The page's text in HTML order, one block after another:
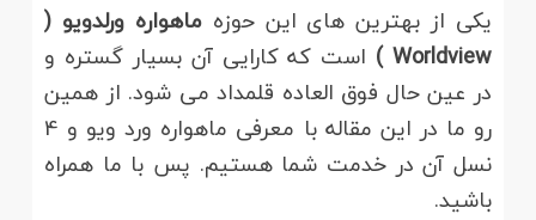
یکی از بهترین های این حوزهماهوارهورلدویو (
Worldview )
است که کارایی آن بسیار گستره و
در عین حال فوق العاده قلمداد می شود. از همین
رو ما در این مقاله با معرفی ماهواره ورد ویو و 4
نسل آن در خدمت شما هستیم. پس با ما همراه
باشید.